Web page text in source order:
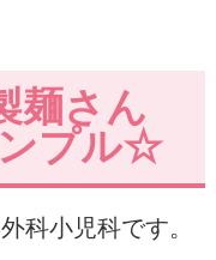
麺さん
プル☆
科小児科です。